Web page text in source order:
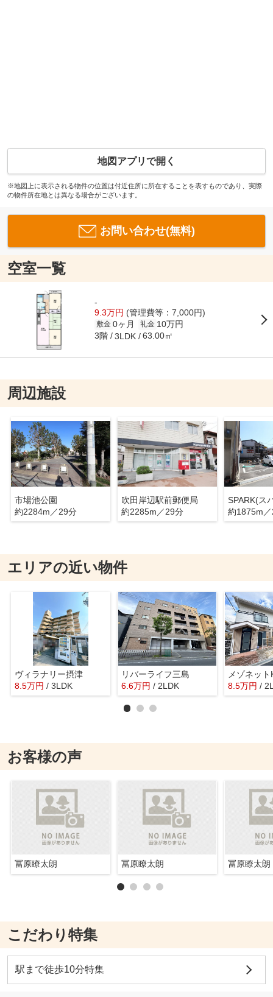
地図アプリで開く
※地図上に表示される物件の位置は付近住所に所在することを表すものであり、実際
の物件所在地とは異なる場合がございます。
お問い合わせ(無料)
空室一覧
-
9.3万円 (管理費等：7,000円)
敷金 0ヶ月 礼金 10万円
3階 3LDK 63.00㎡
周辺施設
市場池公園
約2284m／29分
吹田岸辺駅前郵便局
約2285m／29分
SPARK(ス
約1875m
エリアの近い物件
ヴィラナリー摂津
8.5万円 / 3LDK
リバーライフ三島
6.6万円 / 2LDK
メゾネット
8.5万円 /
お客様の声
冨原瞭太朗 冨原瞭太朗 冨原瞭太朗
こだわり特集
駅まで徒歩10分特集